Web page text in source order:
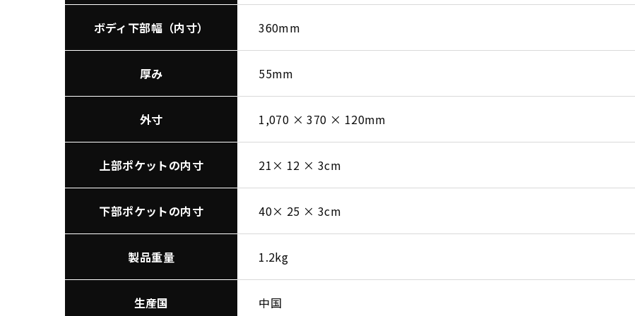
ボディ下部幅（内寸） 360mm
厚み 55mm
外寸 1,070 × 370 × 120mm
上部ポケットの内寸 21× 12 × 3cm
下部ポケットの内寸 40× 25 × 3cm
製品重量 1.2kg
生産国 中国